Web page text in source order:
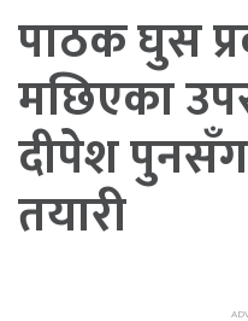
पाठक घुस
मछिएका
दीपेश
तयारी